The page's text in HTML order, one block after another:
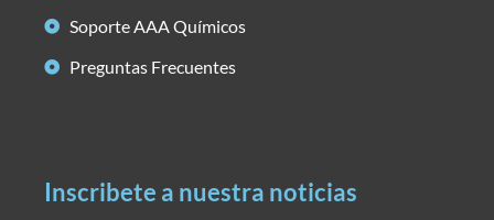
Soporte AAA Químicos
Preguntas Frecuentes
Inscribete a nuestra noticias